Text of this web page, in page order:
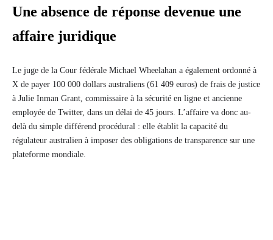
Une absence de réponse devenue une
affaire juridique
Le juge de la Cour fédérale Michael Wheelahan a également ordonné à
X de payer 100 000 dollars australiens (61 409 euros) de frais de justice
à Julie Inman Grant, commissaire à la sécurité en ligne et ancienne
employée de Twitter, dans un délai de 45 jours. L’affaire va donc au-
delà du simple différend procédural : elle établit la capacité du
régulateur australien à imposer des obligations de transparence sur une
plateforme mondiale.